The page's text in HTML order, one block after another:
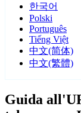
한국어
Polski
Português
Tiếng Việt
中文(简体)
中文(繁體)
Guida